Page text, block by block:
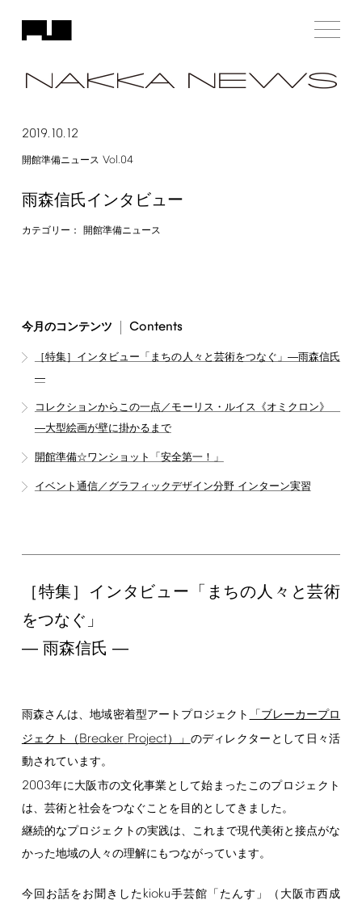
2019.10.12
開館準備ニュース Vol.04
雨森信氏インタビュー
カテゴリー： 開館準備ニュース
今月のコンテンツ Contents
［特集］インタビュー「まちの人々と芸術をつなぐ」―雨森信氏
―
コレクションからこの一点／モーリス・ルイス《オミクロン》
―大型絵画が壁に掛かるまで
開館準備☆ワンショット「安全第一！」
イベント通信／グラフィックデザイン分野 インターン実習
［特集］インタビュー「まちの人々と芸術
をつなぐ」
― 雨森信氏 ―
雨森さんは、地域密着型アートプロジェクト
「ブレーカープロ
ジェクト（Breaker Project）」 のディレクターとして日々活
動されています。
2003年に大阪市の文化事業として始まったこのプロジェクト
は、芸術と社会をつなぐことを目的としてきました。
継続的なプロジェクトの実践は、これまで現代美術と接点がな
かった地域の人々の理解にもつながっています。
今回お話をお聞きしたkioku手芸館「たんす」（大阪市西成